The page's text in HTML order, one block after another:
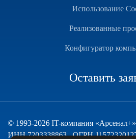
Использование
Реализованные
Конфигуратор
Оставить
© 1993-2026 IT-компания
ИНН 7203338863 , ОГРН